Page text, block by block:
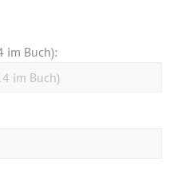
im Buch):